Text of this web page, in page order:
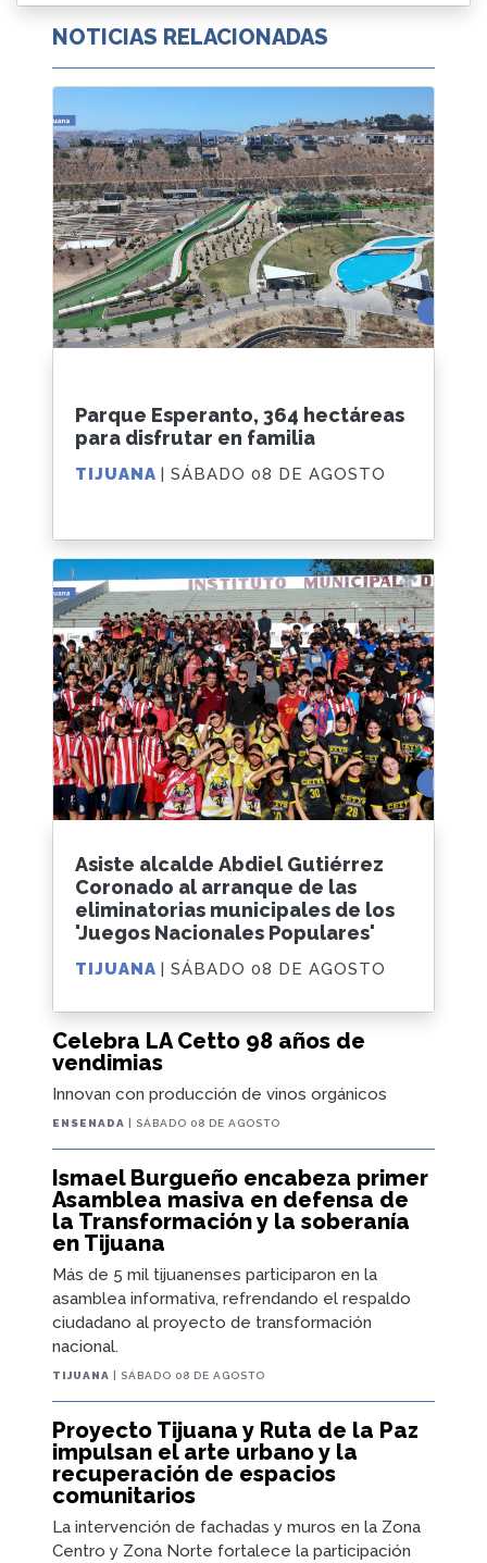
NOTICIAS RELACIONADAS
Celebra LA Cetto 98 años de
vendimias
Innovan con producción de vinos orgánicos
ENSENADA | SÁBADO 08 DE AGOSTO
Ismael Burgueño encabeza primer
Asamblea masiva en defensa de
la Transformación y la soberanía
en Tijuana
Más de 5 mil tijuanenses participaron en la
asamblea informativa, refrendando el respaldo
ciudadano al proyecto de transformación
nacional.
TIJUANA | SÁBADO 08 DE AGOSTO
Proyecto Tijuana y Ruta de la Paz
impulsan el arte urbano y la
recuperación de espacios
comunitarios
La intervención de fachadas y muros en la Zona
Centro y Zona Norte fortalece la participación
Parque Esperanto, 364 hectáreas
para disfrutar en familia
TIJUANA | SÁBADO 08 DE AGOSTO
Asiste alcalde Abdiel Gutiérrez
Coronado al arranque de las
eliminatorias municipales de los
'Juegos Nacionales Populares'
TIJUANA | SÁBADO 08 DE AGOSTO